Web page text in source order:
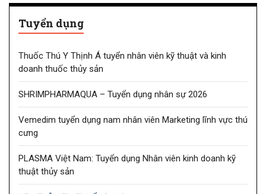
Tuyển dụng
Thuốc Thú Y Thịnh Á tuyển nhân viên kỹ thuật và kinh
doanh thuốc thủy sản
SHRIMPHARMAQUA – Tuyển dụng nhân sự 2026
Vemedim tuyển dụng nam nhân viên Marketing lĩnh vực thú
cưng
PLASMA Việt Nam: Tuyển dụng Nhân viên kinh doanh kỹ
thuật thủy sản